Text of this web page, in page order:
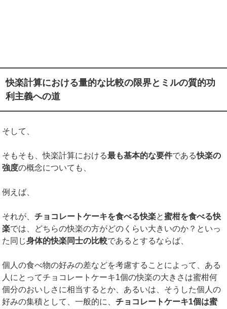
快楽計算における量的な比較の限界とミルの質的功
利主義への道
そして、
そもそも、快楽計算における最も基本的な要件である快楽の
強度の概念についても、
例えば、
それが、チョコレートケーキを食べる快楽と蜜柑を食べる快
楽では、どちらの快楽の方がどのくらい大きいのか？といっ
た同じ身体的快楽同士の比較であるとするならば、
個人の食べ物の好みの差などを考慮することによって、ある
人にとってチョコレートケーキ1個の快楽の大きさは蜜柑何
個分のおいしさに相当するとか、あるいは、そうした個人の
好みの集積として、一般的に、チョコレートケーキ1個は蜜